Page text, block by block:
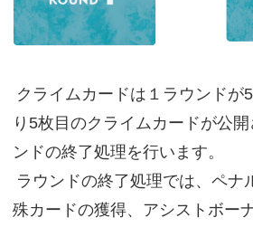
クライムカードは１ラウンドが
り5枚目のクライムカードが公
ンドの終了処理を行います。
ラウンドの終了処理では、ペナ
殊カードの獲得、アシストボー